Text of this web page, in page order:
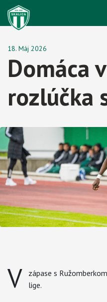
18. Máj 2026
Domáca
rozlúčka
V
zápase s
lige.